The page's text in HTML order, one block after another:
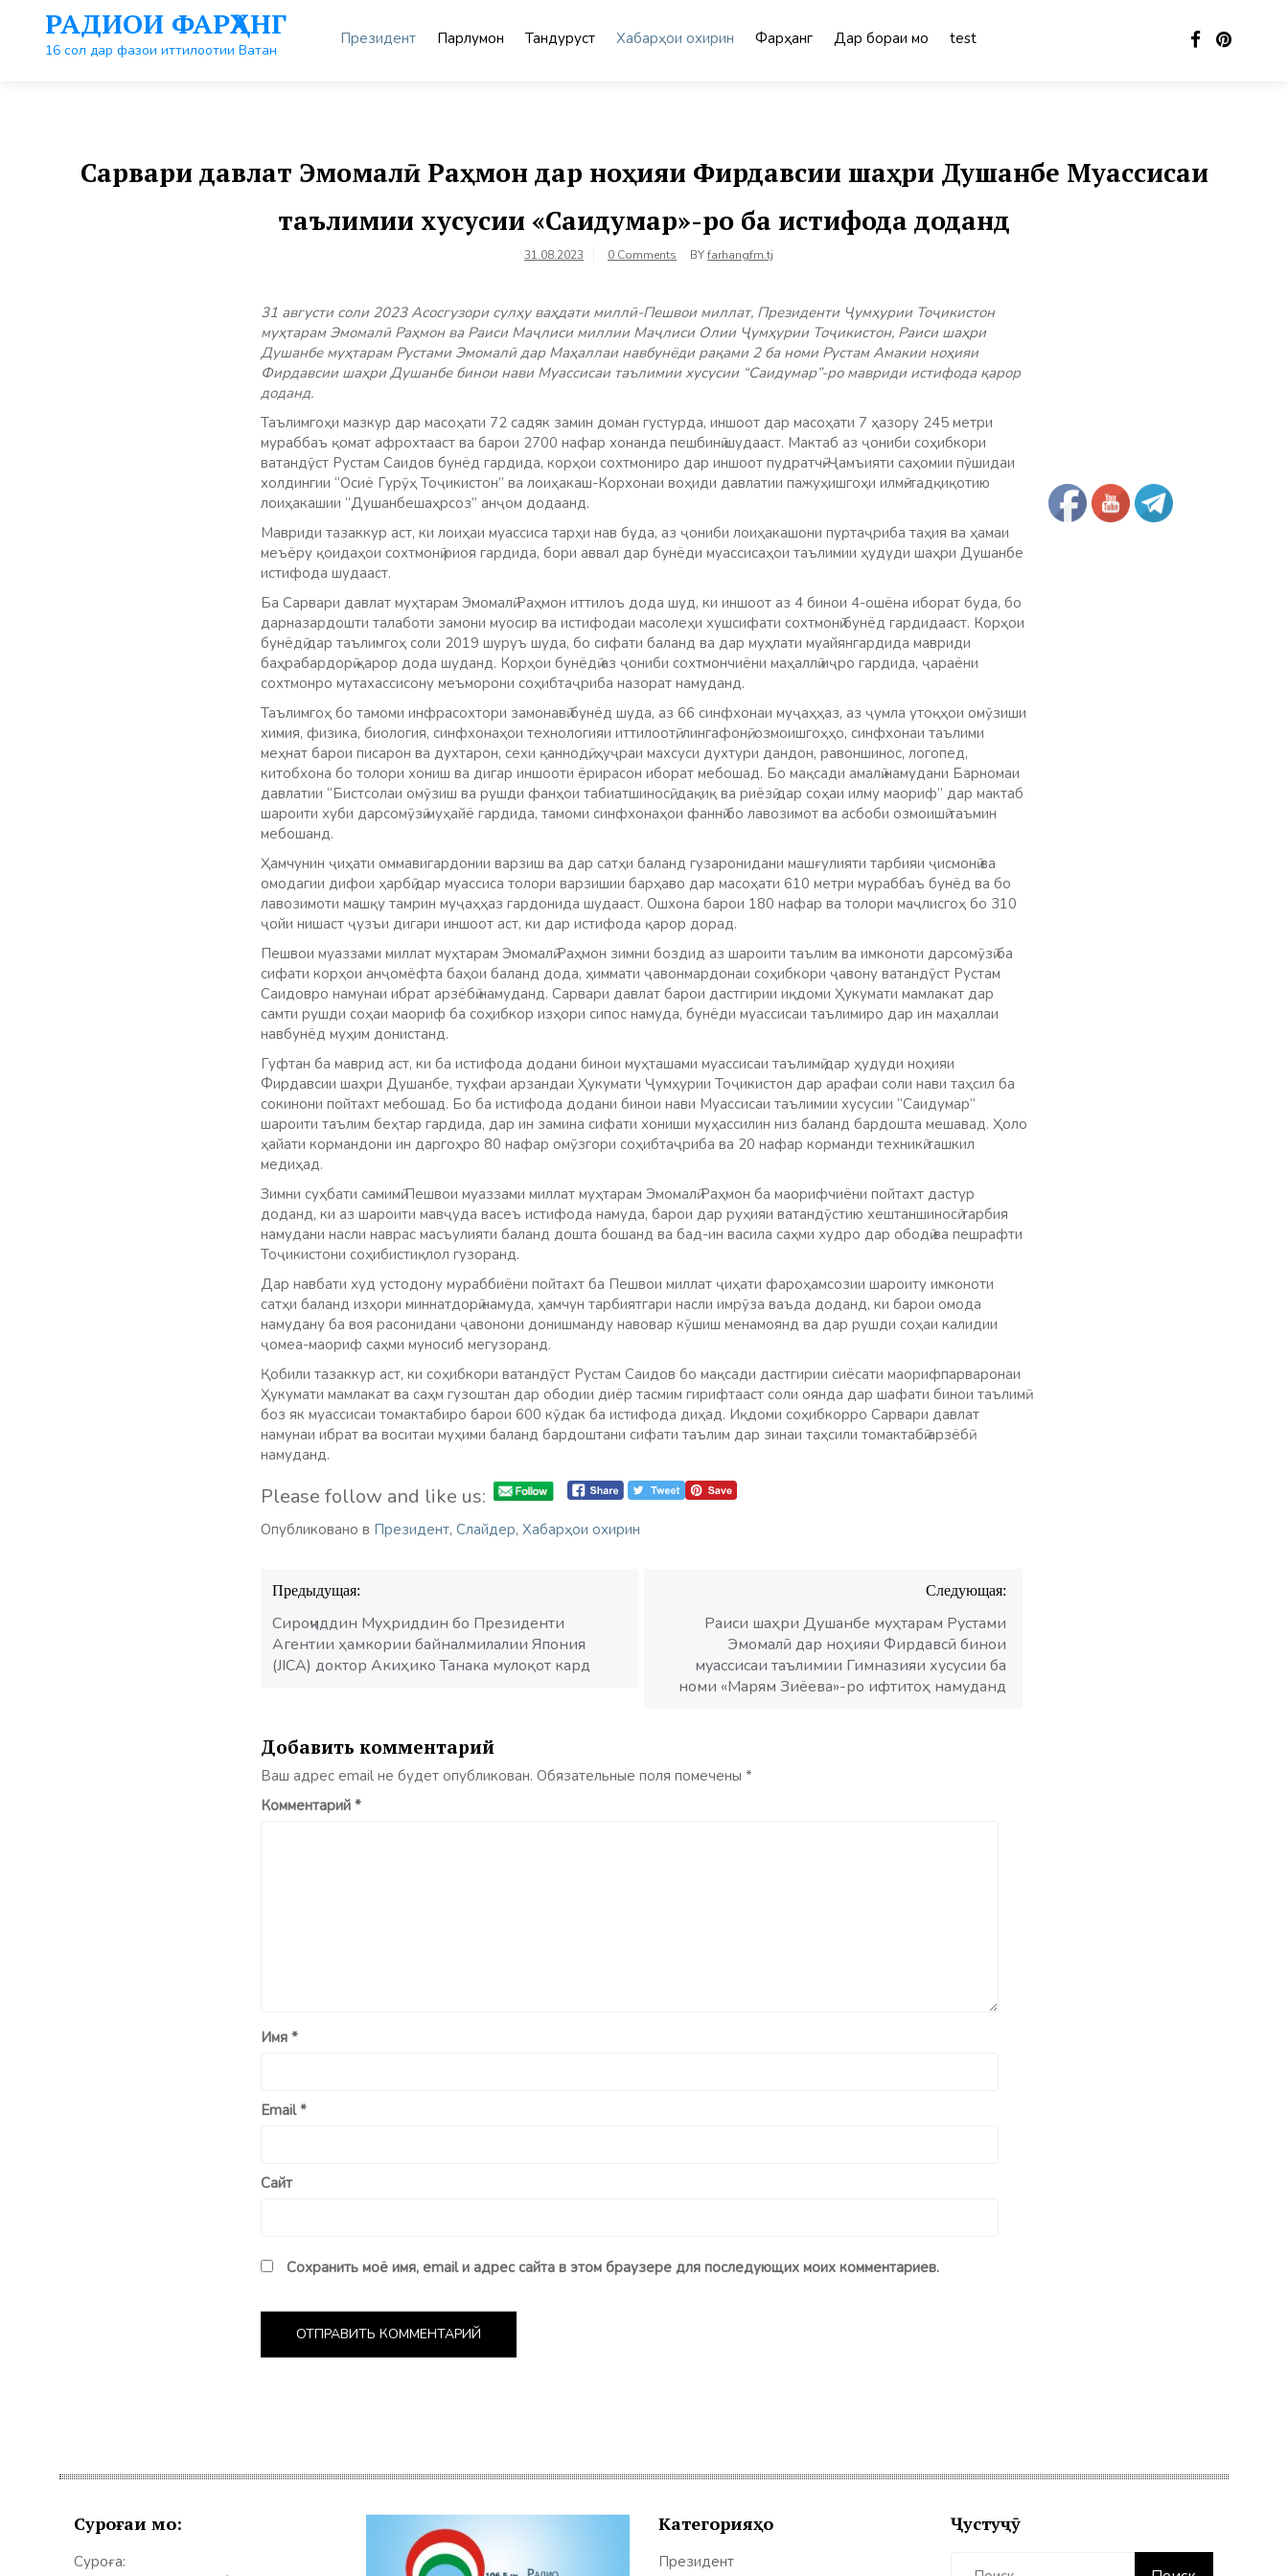
контенту
РАДИОИ ФАРҲАНГ
16 сол дар фазои иттилоотии Ватан
Президент Парлумон Тандурустӣ Хабарҳои охирин Фарҳанг Дар бораи мо test
Сарвари давлат Эмомалӣ Раҳмон дар ноҳияи Фирдавсии шаҳри Душанбе Муассисаи
таълимии хусусии «Саидумар»-ро ба истифода доданд
31.08.2023 0 Comments BYfarhangfm.tj
31 августи соли 2023 Асосгузори сулҳу ваҳдати миллӣ-Пешвои миллат, Президенти Ҷумҳурии Тоҷикистон
муҳтарам Эмомалӣ Раҳмон ва Раиси Маҷлиси миллии Маҷлиси Олии Ҷумҳурии Тоҷикистон, Раиси шаҳри
Душанбе муҳтарам Рустами Эмомалӣ дар Маҳаллаи навбунёди рақами 2 ба номи Рустам Амакии ноҳияи
Фирдавсии шаҳри Душанбе бинои нави Муассисаи таълимии хусусии “Саидумар”-ро мавриди истифода қарор
доданд.
Таълимгоҳи мазкур дар масоҳати 72 садяк замин доман густурда, иншоот дар масоҳати 7 ҳазору 245 метри
мураббаъ қомат афрохтааст ва барои 2700 нафар хонанда пешбинӣ шудааст. Мактаб аз ҷониби соҳибкори
ватандӯст Рустам Саидов бунёд гардида, корҳои сохтмониро дар иншоот пудратчӣ-Ҷамъияти саҳомии пӯшидаи
холдингии “Осиё Гурӯҳ Тоҷикистон” ва лоиҳакаш-Корхонаи воҳиди давлатии пажуҳишгоҳи илмӣ-тадқиқотию
лоиҳакашии “Душанбешаҳрсоз” анҷом додаанд.
Мавриди тазаккур аст, ки лоиҳаи муассиса тарҳи нав буда, аз ҷониби лоиҳакашони пуртаҷриба таҳия ва ҳамаи
меъёру қоидаҳои сохтмонӣ риоя гардида, бори аввал дар бунёди муассисаҳои таълимии ҳудуди шаҳри Душанбе
истифода шудааст.
Ба Сарвари давлат муҳтарам Эмомалӣ Раҳмон иттилоъ дода шуд, ки иншоот аз 4 бинои 4-ошёна иборат буда, бо
дарназардошти талаботи замони муосир ва истифодаи масолеҳи хушсифати сохтмонӣ бунёд гардидааст. Корҳои
бунёдӣ дар таълимгоҳ соли 2019 шуруъ шуда, бо сифати баланд ва дар муҳлати муайянгардида мавриди
баҳрабардорӣ қарор дода шуданд. Корҳои бунёдӣ аз ҷониби сохтмончиёни маҳаллӣ иҷро гардида, ҷараёни
сохтмонро мутахассисону меъморони соҳибтаҷриба назорат намуданд.
Таълимгоҳ бо тамоми инфрасохтори замонавӣ бунёд шуда, аз 66 синфхонаи муҷаҳҳаз, аз ҷумла утоқҳои омӯзиши
химия, физика, биология, синфхонаҳои технологияи иттилоотӣ, лингафонӣ, озмоишгоҳҳо, синфхонаи таълими
меҳнат барои писарон ва духтарон, сехи қаннодӣ, ҳуҷраи махсуси духтури дандон, равоншинос, логопед,
китобхона бо толори хониш ва дигар иншооти ёрирасон иборат мебошад. Бо мақсади амалӣ намудани Барномаи
давлатии “Бистсолаи омӯзиш ва рушди фанҳои табиатшиносӣ, дақиқ ва риёзӣ дар соҳаи илму маориф” дар мактаб
шароити хуби дарсомӯзӣ муҳайё гардида, тамоми синфхонаҳои фаннӣ бо лавозимот ва асбоби озмоишӣ таъмин
мебошанд.
Ҳамчунин ҷиҳати оммавигардонии варзиш ва дар сатҳи баланд гузаронидани машғулияти тарбияи ҷисмонӣ ва
омодагии дифои ҳарбӣ дар муассиса толори варзишии барҳаво дар масоҳати 610 метри мураббаъ бунёд ва бо
лавозимоти машқу тамрин муҷаҳҳаз гардонида шудааст. Ошхона барои 180 нафар ва толори маҷлисгоҳ бо 310
ҷойи нишаст ҷузъи дигари иншоот аст, ки дар истифода қарор дорад.
Пешвои муаззами миллат муҳтарам Эмомалӣ Раҳмон зимни боздид аз шароити таълим ва имконоти дарсомӯзӣ ба
сифати корҳои анҷомёфта баҳои баланд дода, ҳиммати ҷавонмардонаи соҳибкори ҷавону ватандӯст Рустам
Саидовро намунаи ибрат арзёбӣ намуданд. Сарвари давлат барои дастгирии иқдоми Ҳукумати мамлакат дар
самти рушди соҳаи маориф ба соҳибкор изҳори сипос намуда, бунёди муассисаи таълимиро дар ин маҳаллаи
навбунёд муҳим донистанд.
Гуфтан ба маврид аст, ки ба истифода додани бинои муҳташами муассисаи таълимӣ дар ҳудуди ноҳияи
Фирдавсии шаҳри Душанбе, туҳфаи арзандаи Ҳукумати Ҷумҳурии Тоҷикистон дар арафаи соли нави таҳсил ба
сокинони пойтахт мебошад. Бо ба истифода додани бинои нави Муассисаи таълимии хусусии “Саидумар”
шароити таълим беҳтар гардида, дар ин замина сифати хониши муҳассилин низ баланд бардошта мешавад. Ҳоло
ҳайати кормандони ин даргоҳро 80 нафар омӯзгори соҳибтаҷриба ва 20 нафар корманди техникӣ ташкил
медиҳад.
Зимни суҳбати самимӣ Пешвои муаззами миллат муҳтарам Эмомалӣ Раҳмон ба маорифчиёни пойтахт дастур
доданд, ки аз шароити мавҷуда васеъ истифода намуда, барои дар руҳияи ватандӯстию хештаншиносӣ тарбия
намудани насли наврас масъулияти баланд дошта бошанд ва бад-ин васила саҳми худро дар ободӣ ва пешрафти
Тоҷикистони соҳибистиқлол гузоранд.
Дар навбати худ устодону мураббиёни пойтахт ба Пешвои миллат ҷиҳати фароҳамсозии шароиту имконоти
сатҳи баланд изҳори миннатдорӣ намуда, ҳамчун тарбиятгари насли имрӯза ваъда доданд, ки барои омода
намудану ба воя расонидани ҷавонони донишманду навовар кӯшиш менамоянд ва дар рушди соҳаи калидии
ҷомеа-маориф саҳми муносиб мегузоранд.
Қобили тазаккур аст, ки соҳибкори ватандӯст Рустам Саидов бо мақсади дастгирии сиёсати маорифпарваронаи
Ҳукумати мамлакат ва саҳм гузоштан дар ободии диёр тасмим гирифтааст соли оянда дар шафати бинои таълимӣ
боз як муассисаи томактабиро барои 600 кӯдак ба истифода диҳад. Иқдоми соҳибкорро Сарвари давлат
намунаи ибрат ва воситаи муҳими баланд бардоштани сифати таълим дар зинаи таҳсили томактабӣ арзёбӣ
намуданд.
Please follow and like us:
Опубликовано в Президент, Слайдер, Хабарҳои охирин
Навигация
по
записям
Предыдущая:
Сироҷиддин Муҳриддин бо Президенти
Агентии ҳамкории байналмилалии Япония
(JICA) доктор Акиҳико Танака мулоқот кард
Следующая:
Раиси шаҳри Душанбе муҳтарам Рустами
Эмомалӣ дар ноҳияи Фирдавсӣ бинои
муассисаи таълимии Гимназияи хусусии ба
номи «Марям Зиёева»-ро ифтитоҳ намуданд
Добавить комментарий
Ваш адрес email не будет опубликован. Обязательные поля помечены *
Комментарий *
Имя *
Email*
Сайт
Сохранить моё имя, email и адрес сайта в этом браузере для последующих моих комментариев.
Суроғаи мо:
Суроға:
Категорияҳо
Президент
Ҷустуҷӯ